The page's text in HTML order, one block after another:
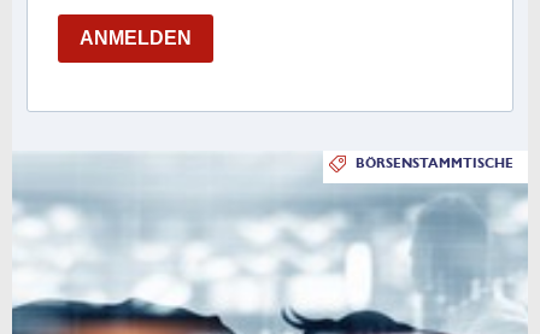
ANMELDEN
BÖRSENSTAMMTISCHE